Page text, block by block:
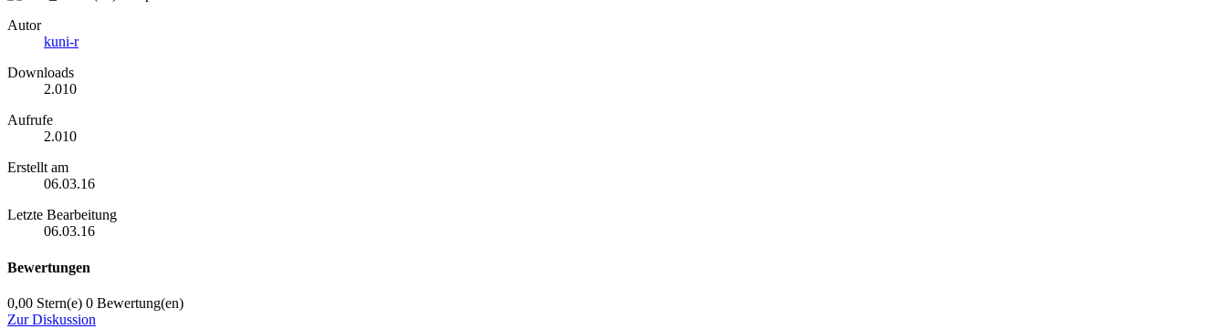
Autor
kuni-r
Downloads
2.010
Aufrufe
2.010
Erstellt am
06.03.16
Letzte Bearbeitung
06.03.16
Bewertungen
0,00 Stern(e) 0 Bewertung(en)
Zur Diskussion